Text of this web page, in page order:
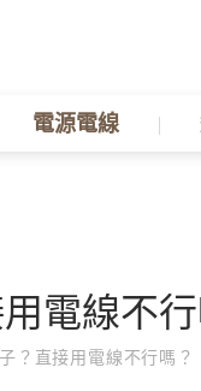
電源電線
電線不行
？直接用電線不行嗎？